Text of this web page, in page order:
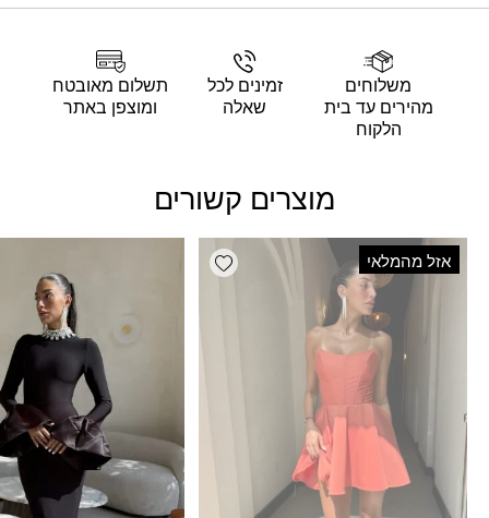
משלוחים
מהירים עד בית
הלקוח
זמינים לכל
שאלה
תשלום מאובטח
ומוצפן באתר
מוצרים קשורים
Add wishlist אזל מהמלאי